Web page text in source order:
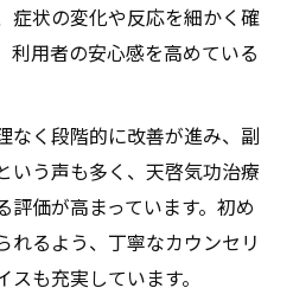
症状の変化や反応を細かく確
利用者の安心感を高めている
なく段階的に改善が進み、副
いう声も多く、天啓気功治療
評価が高まっています。初め
れるよう、丁寧なカウンセリ
も充実しています。